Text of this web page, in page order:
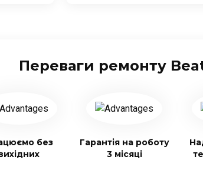
Переваги ремонту
без
Гарантія на роботу
3 місяці